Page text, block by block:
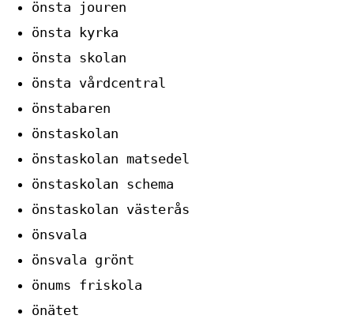
önsta jouren
önsta kyrka
önsta skolan
önsta vårdcentral
önstabaren
önstaskolan
önstaskolan matsedel
önstaskolan schema
önstaskolan västerås
önsvala
önsvala grönt
önums friskola
önätet